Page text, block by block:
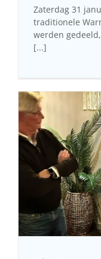
Zaterdag 31
traditionele
werden
[...]